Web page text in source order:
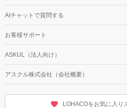
AIチャットで質問する
お客様サポート
ASKUL（法人向け）
アスクル株式会社（会社概要）
LOHACOをお気に入り